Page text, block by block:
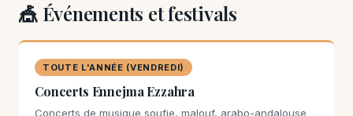
🎪 Événements et festivals
TOUTE L'ANNÉE (VENDREDI)
Concerts Ennejma Ezzahra
Concerts de musique soufie, malouf, arabo-andalouse